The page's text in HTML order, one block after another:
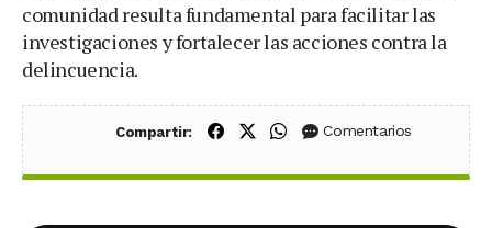
comunidad resulta fundamental para facilitar las
investigaciones y fortalecer las acciones contra la
delincuencia.
Compartir: Compartir en Facebook
Compartir en X (Twitter)
Compartir en WhatsApp
Comentarios